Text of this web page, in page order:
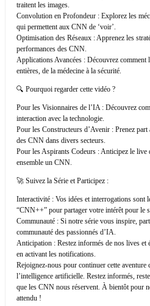
traitent les images.
Convolution en Profondeur : Explorez les
qui permettent aux CNN de ‘voir’.
Optimisation des Réseaux : Apprenez les
performances des CNN.
Applications Avancées : Découvrez
entières, de la médecine à la sécurité.
🔍 Pourquoi regarder cette vidéo ?
Pour les Visionnaires de l’IA : Découvrez
interaction avec la technologie.
Pour les Constructeurs d’Avenir : Prenez
des CNN dans divers secteurs.
Pour les Aspirants Codeurs : Anticipez le live
ensemble un CNN.
🚀 Suivez la Série et Participez :
Interactivité : Vos idées et interrogations sont
“CNN++” pour partager votre intérêt pour le
Communauté : Si notre série vous inspire,
communauté des passionnés d’IA.
Anticipation : Restez informés de nos lives et
en activant les notifications.
Rejoignez-nous pour continuer cette aventure
l’intelligence artificielle. Restez informés,
que les CNN nous réservent. À bientôt pour
attendu !